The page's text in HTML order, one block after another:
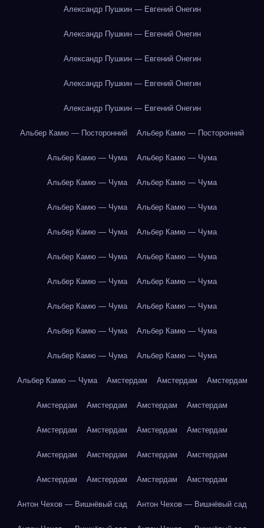
Александр Пушкин — Евгений Онегин
Александр Пушкин — Евгений Онегин
Александр Пушкин — Евгений Онегин
Александр Пушкин — Евгений Онегин
Александр Пушкин — Евгений Онегин
Альбер Камю — Посторонний Альбер Камю — Посторонний
Альбер Камю — Чума Альбер Камю — Чума
Альбер Камю — Чума Альбер Камю — Чума
Альбер Камю — Чума Альбер Камю — Чума
Альбер Камю — Чума Альбер Камю — Чума
Альбер Камю — Чума Альбер Камю — Чума
Альбер Камю — Чума Альбер Камю — Чума
Альбер Камю — Чума Альбер Камю — Чума
Альбер Камю — Чума Альбер Камю — Чума
Альбер Камю — Чума Альбер Камю — Чума
Альбер Камю — Чума Амстердам Амстердам Амстердам
Амстердам Амстердам Амстердам Амстердам
Амстердам Амстердам Амстердам Амстердам
Амстердам Амстердам Амстердам Амстердам
Амстердам Амстердам Амстердам Амстердам
Антон Чехов — Вишнёвый сад Антон Чехов — Вишнёвый сад